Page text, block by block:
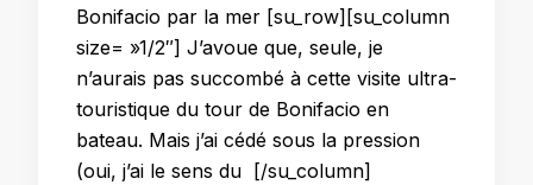
Bonifacio par la mer [su_row][su_column
size= »1/2″] J’avoue que, seule, je
n’aurais pas succombé à cette visite ultra-
touristique du tour de Bonifacio en
bateau. Mais j’ai cédé sous la pression
(oui, j’ai le sens du [/su_column]